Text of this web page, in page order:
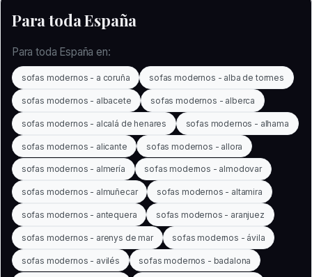
Para toda España
Para toda España en:
sofas modernos - a coruña sofas modernos - alba de tormes
sofas modernos - albacete sofas modernos - alberca
sofas modernos - alcalá de henares sofas modernos - alhama
sofas modernos - alicante sofas modernos - allora
sofas modernos - almería sofas modernos - almodovar
sofas modernos - almuñecar sofas modernos - altamira
sofas modernos - antequera sofas modernos - aranjuez
sofas modernos - arenys de mar sofas modernos - ávila
sofas modernos - avilés sofas modernos - badalona